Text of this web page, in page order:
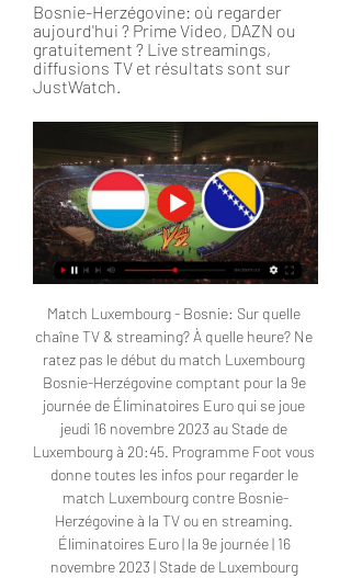
Bosnie-Herzégovine: où regarder
aujourd'hui ? Prime Video, DAZN ou
gratuitement ? Live streamings,
diffusions TV et résultats sont sur
JustWatch.
Match Luxembourg - Bosnie: Sur quelle
chaîne TV & streaming? À quelle heure? Ne
ratez pas le début du match Luxembourg
Bosnie-Herzégovine comptant pour la 9e
journée de Éliminatoires Euro qui se joue
jeudi 16 novembre 2023 au Stade de
Luxembourg à 20:45. Programme Foot vous
donne toutes les infos pour regarder le
match Luxembourg contre Bosnie-
Herzégovine à la TV ou en streaming.
Éliminatoires Euro | la 9e journée | 16
novembre 2023 | Stade de Luxembourg